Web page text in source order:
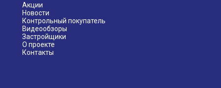
Акции
Новости
Контрольный покупатель
Видеообзоры
Застройщики
О проекте
Контакты